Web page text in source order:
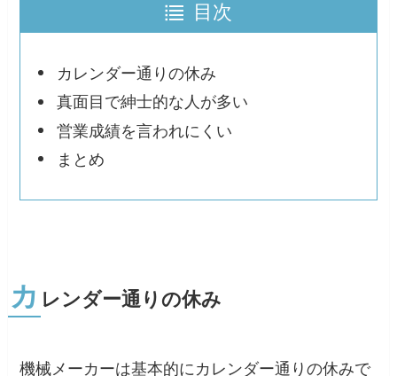
目次
カレンダー通りの休み
真面目で紳士的な人が多い
営業成績を言われにくい
まとめ
カ レンダー通りの休み
機械メーカーは基本的にカレンダー通りの休みで